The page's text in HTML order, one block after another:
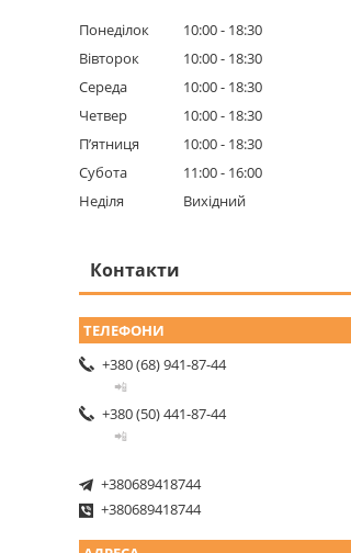
Понеділок 10:00
18:30
Вівторок
10:00
18:30
Середа
10:00
18:30
Четвер
10:00
18:30
Пʼятниця
10:00
18:30
Субота
11:00
16:00
Неділя
Вихідний
Контакти
+380 (68) 941-87-44
📲
+380 (50) 441-87-44
📲
+380689418744
+380689418744